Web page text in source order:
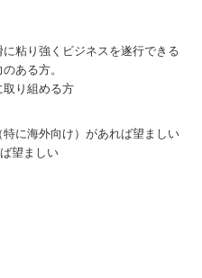
粘り強くビジネスを遂行できる
ある方。
取り組める方
に海外向け）があれば望ましい
望ましい